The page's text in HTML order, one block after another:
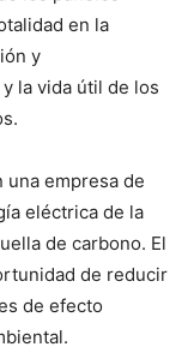
en la
y
la vida útil de los
una empresa de
eléctrica de la
de carbono. El
de reducir
de efecto